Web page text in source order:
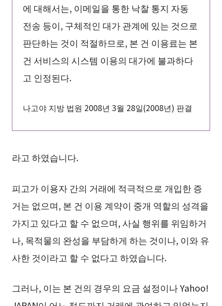
에 대해서는, 이메일을 통한 낙찰 통지 자동
전송 등이, 구체적인 대가 관계에 있는 것으로
판단하는 것이 적절하므로, 본 건 이용료는 본
건 서비스의 시스템 이용의 대가에 불과하다
고 인정된다.
나고야 지방 법원 2008년 3월 28일(2008년) 판결
라고 하였습니다.
피고가 이용자 간의 거래에 적극적으로 개입한 증
거는 없으며, 본 건 이용 계약이 중개 역할의 성격을
가지고 있다고 할 수 없으며, 사실 행위를 위임하거
나, 목적물의 완성을 부담하게 하는 것이나, 이와 유
사한 것이라고 할 수 없다고 하였습니다.
그러나, 이는 본 건의 경우의 요금 설정이나 Yahoo!